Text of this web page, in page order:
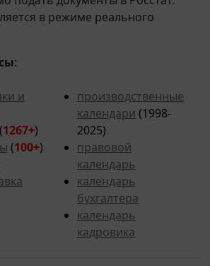
в режиме реального
:
и
(1267+)
(100+)
производственные
календари (1998-
2025)
правовой
календарь
календарь
бухгалтера
календарь
кадровика